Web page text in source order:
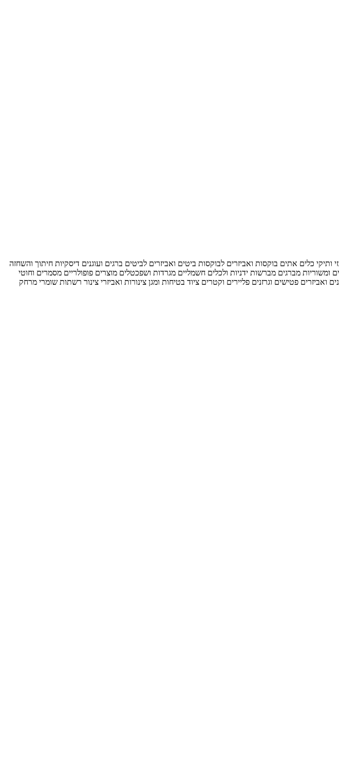
ותיקי כלים אתים בוקסות ואביזרים לבוקסות ביטים ואביזרים לביטים ברגים ועוגנים דיסקיות חיתוך והשחזה
ומשוריות מברגים מברשות ידניות ולכלים חשמליים מגרדות ושפכטלים מוצרים פופולריים מסמרים וחוטי
ואביזרים פטישים וגרזנים פליירים וקטרים ציוד בטיחות ומגן צינורות ואביזרי צינור רשתות שומרי מרחק